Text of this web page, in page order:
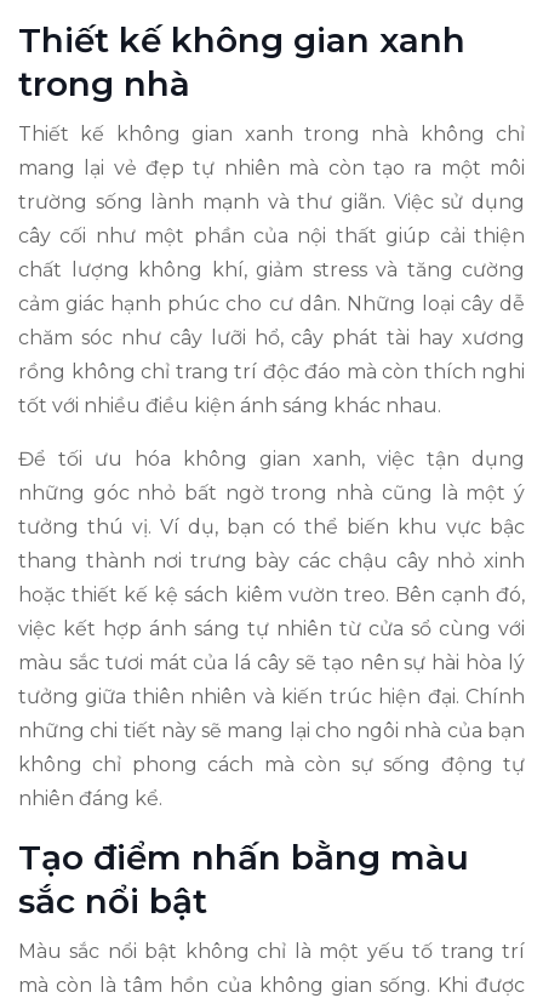
Thiết kế không gian xanh
trong nhà
Thiết kế không gian xanh trong nhà không chỉ
mang lại vẻ đẹp tự nhiên mà còn tạo ra một môi
trường sống lành mạnh và thư giãn. Việc sử dụng
cây cối như một phần của nội thất giúp cải thiện
chất lượng không khí, giảm stress và tăng cường
cảm giác hạnh phúc cho cư dân. Những loại cây dễ
chăm sóc như cây lưỡi hổ, cây phát tài hay xương
rồng không chỉ trang trí độc đáo mà còn thích nghi
tốt với nhiều điều kiện ánh sáng khác nhau.
Để tối ưu hóa không gian xanh, việc tận dụng
những góc nhỏ bất ngờ trong nhà cũng là một ý
tưởng thú vị. Ví dụ, bạn có thể biến khu vực bậc
thang thành nơi trưng bày các chậu cây nhỏ xinh
hoặc thiết kế kệ sách kiêm vườn treo. Bên cạnh đó,
việc kết hợp ánh sáng tự nhiên từ cửa sổ cùng với
màu sắc tươi mát của lá cây sẽ tạo nên sự hài hòa lý
tưởng giữa thiên nhiên và kiến trúc hiện đại. Chính
những chi tiết này sẽ mang lại cho ngôi nhà của bạn
không chỉ phong cách mà còn sự sống động tự
nhiên đáng kể.
Tạo điểm nhấn bằng màu
sắc nổi bật
Màu sắc nổi bật không chỉ là một yếu tố trang trí
mà còn là tâm hồn của không gian sống. Khi được